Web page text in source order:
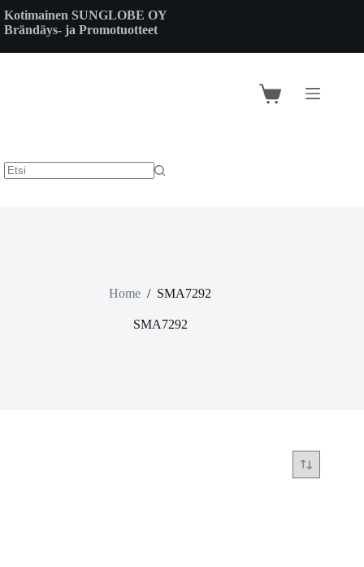
to
content
Kotimainen SUNGLOBE OY
Brändäys- ja Promotuotteet
Shopping
Home / SMA7292
SMA7292